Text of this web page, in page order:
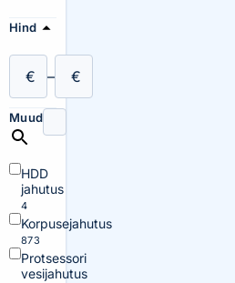
Hind
€ – €
Muud
HDD
jahutus
4
Korpusejahutus
873
Protsessori
vesijahutus